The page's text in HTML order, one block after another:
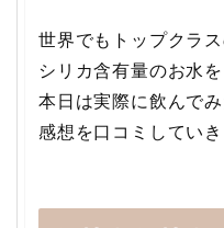
世界でもトップクラ
シリカ含有量のお水を
本日は実際に飲んで
感想を口コミしていき